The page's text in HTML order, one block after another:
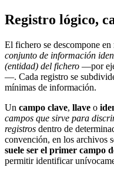
Registro lógico,
El fichero se descompone en
conjunto de información
(entidad) del fichero —por
—. Cada registro se
mínimas de información.
Un campo clave, llave o
campos que sirve para
registros dentro de
convención, en los archivos
suele ser el primer campo
permitir identificar